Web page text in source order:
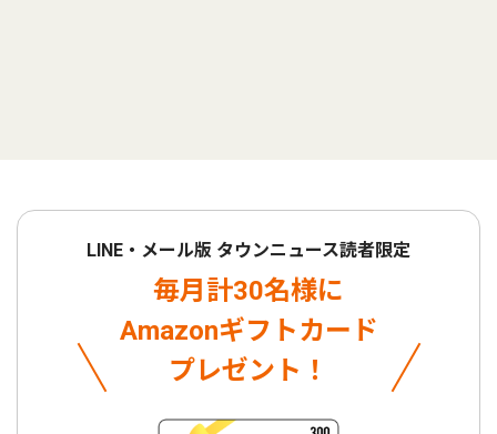
LINE・メール版 タウンニュース読者限定
毎月計30名様に
Amazonギフトカード
プレゼント！